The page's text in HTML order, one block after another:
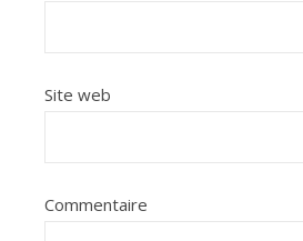
Site web
Commentaire